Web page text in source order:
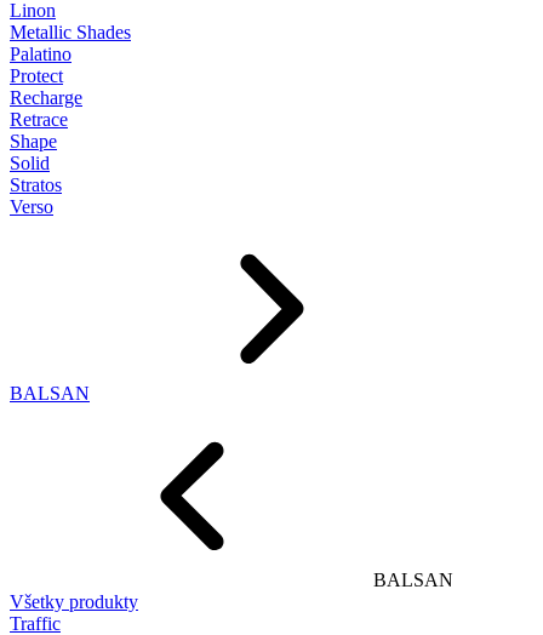
Linon
Metallic Shades
Palatino
Protect
Recharge
Retrace
Shape
Solid
Stratos
Verso
BALSAN
BALSAN
Všetky produkty
Traffic